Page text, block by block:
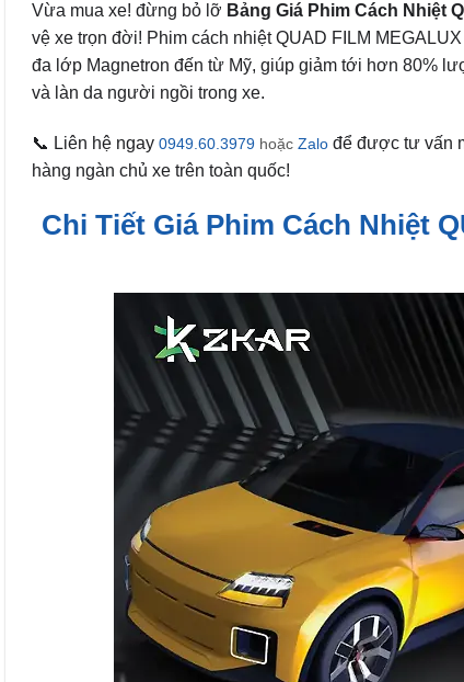
Vừa mua xe! đừng bỏ lỡ Bảng Giá Phim Cách Nhiệt
vệ xe trọn đời! Phim cách nhiệt QUAD FILM
đa lớp Magnetron đến từ Mỹ, giúp giảm tới hơn 80%
và làn da người ngồi trong xe.
📞 Liên hệ ngay 0949.60.3979 hoặc Zalo để được tư vấn
hàng ngàn chủ xe trên toàn quốc!
Chi Tiết Giá Phim Cách Nhiệt